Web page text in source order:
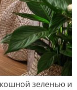
зеленью и